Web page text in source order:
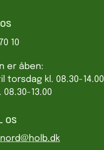
10
er åben:
torsdag kl. 08.30-
08.30-13.00
OS